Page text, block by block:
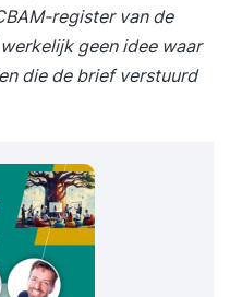
register van de
geen idee waar
die de brief verstuurd